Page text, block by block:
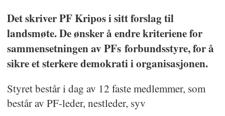
Det skriver PF Kripos i sitt forslag til
landsmøte. De ønsker å endre kriteriene for
sammensetningen av PFs forbundsstyre, for å
sikre et sterkere demokrati i organisasjonen.
Styret består i dag av 12 faste medlemmer, som
består av PF-leder, nestleder, syv